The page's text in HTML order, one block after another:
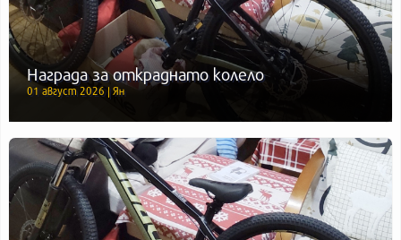
Награда за откраднато колело
01 август 2026 | Ян